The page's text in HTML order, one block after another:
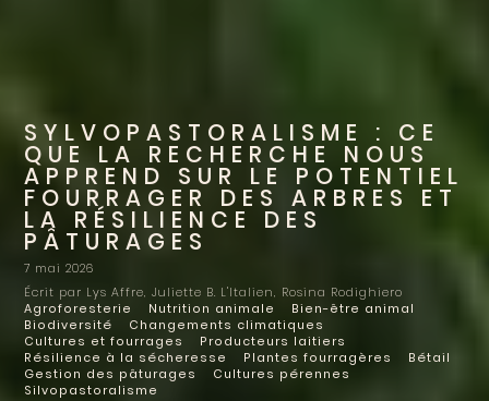
SYLVOPASTORALISME : CE
QUE LA RECHERCHE NOUS
APPREND SUR LE POTENTIEL
FOURRAGER DES ARBRES ET
LA RÉSILIENCE DES
PÂTURAGES
7 mai 2026
Écrit par Lys Affre, Juliette B. L'Italien, Rosina Rodighiero
Agroforesterie
Nutrition animale
Bien-être animal
Biodiversité
Changements climatiques
Cultures et fourrages
Producteurs laitiers
Résilience à la sécheresse
Plantes fourragères
Bétail
Gestion des pâturages
Cultures pérennes
Silvopastoralisme